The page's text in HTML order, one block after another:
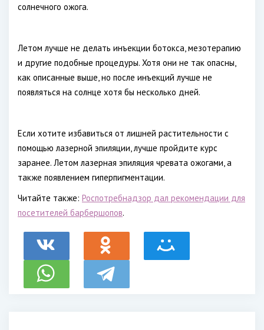
солнечного ожога.
Летом лучше не делать инъекции ботокса, мезотерапию
и другие подобные процедуры. Хотя они не так опасны,
как описанные выше, но после инъекций лучше не
появляться на солнце хотя бы несколько дней.
Если хотите избавиться от лишней растительности с
помощью лазерной эпиляции, лучше пройдите курс
заранее. Летом лазерная эпиляция чревата ожогами, а
также появлением гиперпигментации.
Читайте также: Роспотребнадзор дал рекомендации для
посетителей барбершопов.